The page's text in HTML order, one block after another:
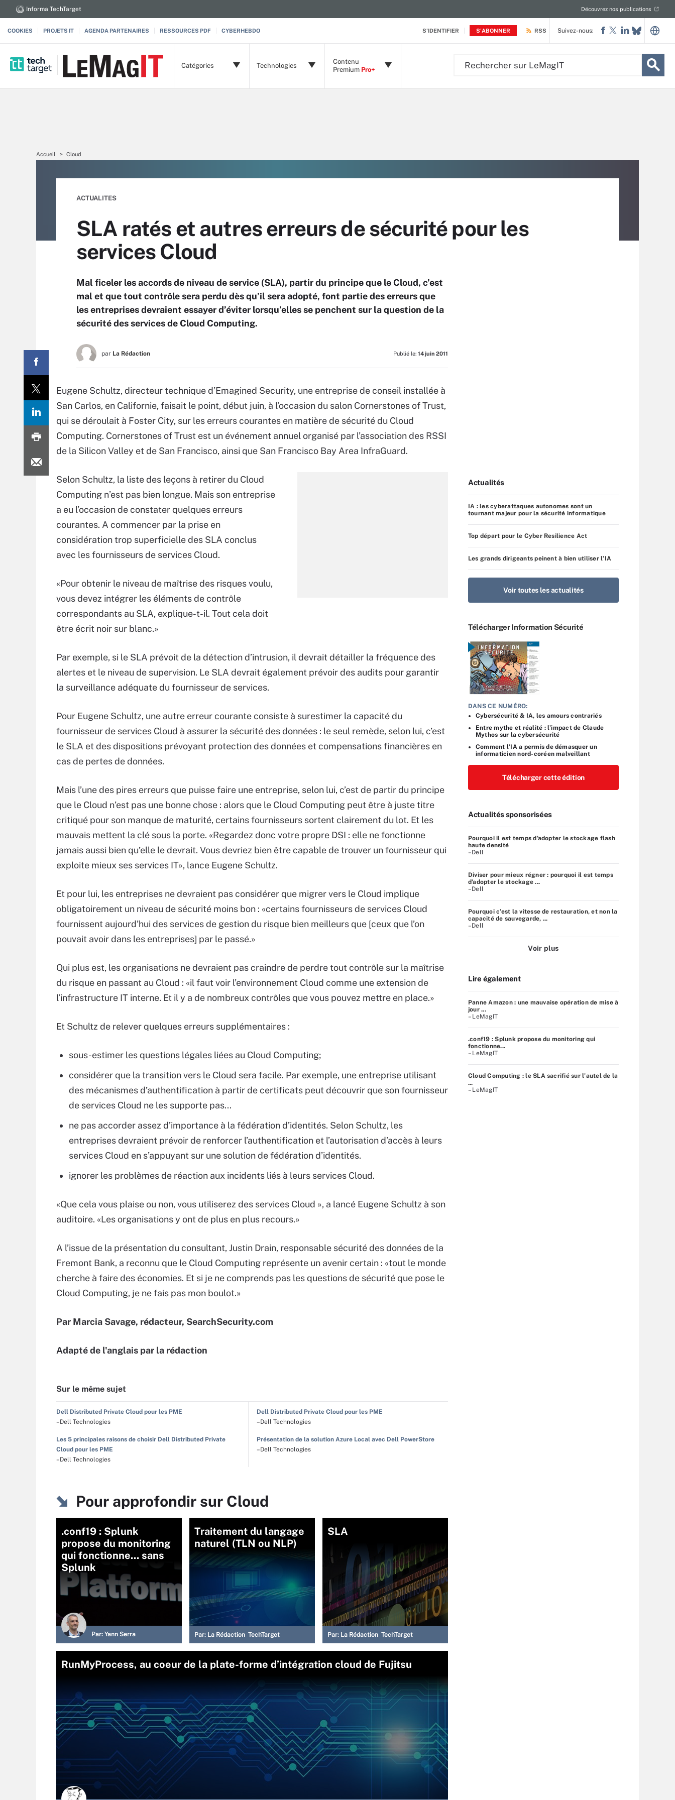
S'IDENTIFIER S'ABONNER
Informa TechTarget Découvrez nos publications
COOKIES PROJETS IT AGENDA PARTENAIRES RESSOURCES PDF CYBERHEBDO RSS
Catégories Technologies
Contenu
Premium Pro+
Suivez-nous:
Accueil Cloud
ACTUALITES
SLA ratés et autres erreurs de sécurité pour les
services Cloud
Mal ficeler les accords de niveau de service (SLA), partir du principe que le Cloud, c’est
mal et que tout contrôle sera perdu dès qu’il sera adopté, font partie des erreurs que
les entreprises devraient essayer d’éviter lorsqu’elles se penchent sur la question de la
sécurité des services de Cloud Computing.
par La Rédaction Publié le: 14 juin 2011
Eugene Schultz, directeur technique d’Emagined Security, une entreprise de conseil installée à
San Carlos, en Californie, faisait le point, début juin, à l’occasion du salon Cornerstones of Trust,
qui se déroulait à Foster City, sur les erreurs courantes en matière de sécurité du Cloud
Computing. Cornerstones of Trust est un événement annuel organisé par l’association des RSSI
de la Silicon Valley et de San Francisco, ainsi que San Francisco Bay Area InfraGuard.
Selon Schultz, la liste des leçons à retirer du Cloud
Computing n’est pas bien longue. Mais son entreprise
a eu l’occasion de constater quelques erreurs
courantes. A commencer par la prise en
considération trop superficielle des SLA conclus
avec les fournisseurs de services Cloud.
«Pour obtenir le niveau de maîtrise des risques voulu,
vous devez intégrer les éléments de contrôle
correspondants au SLA, explique-t-il. Tout cela doit
être écrit noir sur blanc.»
Par exemple, si le SLA prévoit de la détection d’intrusion, il devrait détailler la fréquence des
alertes et le niveau de supervision. Le SLA devrait également prévoir des audits pour garantir
la surveillance adéquate du fournisseur de services.
Pour Eugene Schultz, une autre erreur courante consiste à surestimer la capacité du
fournisseur de services Cloud à assurer la sécurité des données : le seul remède, selon lui, c’est
le SLA et des dispositions prévoyant protection des données et compensations financières en
cas de pertes de données.
Mais l’une des pires erreurs que puisse faire une entreprise, selon lui, c’est de partir du principe
que le Cloud n’est pas une bonne chose : alors que le Cloud Computing peut être à juste titre
critiqué pour son manque de maturité, certains fournisseurs sortent clairement du lot. Et les
mauvais mettent la clé sous la porte. «Regardez donc votre propre DSI : elle ne fonctionne
jamais aussi bien qu’elle le devrait. Vous devriez bien être capable de trouver un fournisseur qui
exploite mieux ses services IT», lance Eugene Schultz.
Et pour lui, les entreprises ne devraient pas considérer que migrer vers le Cloud implique
obligatoirement un niveau de sécurité moins bon : «certains fournisseurs de services Cloud
fournissent aujourd’hui des services de gestion du risque bien meilleurs que [ceux que l’on
pouvait avoir dans les entreprises] par le passé.»
Qui plus est, les organisations ne devraient pas craindre de perdre tout contrôle sur la maîtrise
du risque en passant au Cloud : «il faut voir l’environnement Cloud comme une extension de
l’infrastructure IT interne. Et il y a de nombreux contrôles que vous pouvez mettre en place.»
Et Schultz de relever quelques erreurs supplémentaires :
sous-estimer les questions légales liées au Cloud Computing;
considérer que la transition vers le Cloud sera facile. Par exemple, une entreprise utilisant
des mécanismes d’authentification à partir de certificats peut découvrir que son fournisseur
de services Cloud ne les supporte pas...
ne pas accorder assez d’importance à la fédération d’identités. Selon Schultz, les
entreprises devraient prévoir de renforcer l’authentification et l’autorisation d’accès à leurs
services Cloud en s’appuyant sur une solution de fédération d’identités.
ignorer les problèmes de réaction aux incidents liés à leurs services Cloud.
«Que cela vous plaise ou non, vous utiliserez des services Cloud », a lancé Eugene Schultz à son
auditoire. «Les organisations y ont de plus en plus recours.»
A l’issue de la présentation du consultant, Justin Drain, responsable sécurité des données de la
Fremont Bank, a reconnu que le Cloud Computing représente un avenir certain : «tout le monde
cherche à faire des économies. Et si je ne comprends pas les questions de sécurité que pose le
Cloud Computing, je ne fais pas mon boulot.»
Par Marcia Savage, rédacteur, SearchSecurity.com
Adapté de l'anglais par la rédaction
Sur le même sujet
Dell Distributed Private Cloud pour les PME
–Dell Technologies
Dell Distributed Private Cloud pour les PME
–Dell Technologies
Les 5 principales raisons de choisir Dell Distributed Private
Cloud pour les PME
–Dell Technologies
Présentation de la solution Azure Local avec Dell PowerStore
–Dell Technologies
Pour approfondir sur Cloud
.conf19 : Splunk
propose du monitoring
qui fonctionne... sans
Splunk
Par: Yann Serra
Traitement du langage
naturel (TLN ou NLP)
Par: La Rédaction TechTarget
SLA
Par: La Rédaction TechTarget
RunMyProcess, au coeur de la plate-forme d’intégration cloud de Fujitsu
Actualités
IA : les cyberattaques autonomes sont un
tournant majeur pour la sécurité informatique
Top départ pour le Cyber Resilience Act
Les grands dirigeants peinent à bien utiliser l’IA
Voir toutes les actualités
Télécharger Information Sécurité
DANS CE NUMÉRO:
Cybersécurité & IA, les amours contrariés
Entre mythe et réalité : l’impact de Claude
Mythos sur la cybersécurité
Comment l’IA a permis de démasquer un
informaticien nord-coréen malveillant
Télécharger cette édition
Actualités sponsorisées
Pourquoi il est temps d’adopter le stockage flash
haute densité
–Dell
Diviser pour mieux régner : pourquoi il est temps
d’adopter le stockage ...
–Dell
Pourquoi c’est la vitesse de restauration, et non la
capacité de sauvegarde, ...
–Dell
Voir plus
Lire également
Panne Amazon : une mauvaise opération de mise à
jour ...
– LeMagIT
.conf19 : Splunk propose du monitoring qui
fonctionne...
– LeMagIT
Cloud Computing : le SLA sacrifié sur l'autel de la
...
– LeMagIT